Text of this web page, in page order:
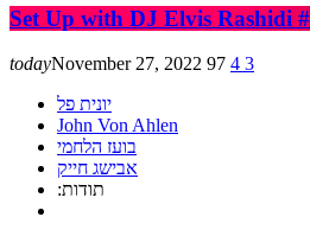
Set Up with DJ Elvis Rashidi
todayNovember 27, 2022 97 4 3
יונית פל
John Von Ahlen
בועז הלחמי
אבישג חייק
:תודות